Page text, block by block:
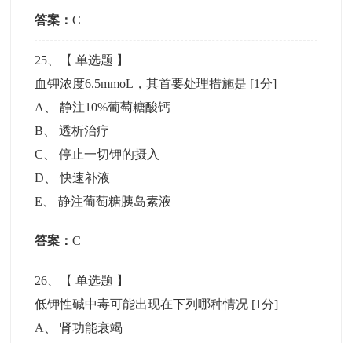
答案：C
25 、【单选题 】
血钾浓度6.5mmoL，其首要处理措施是 [1分]
A
、静注10%葡萄糖酸钙
B 、透析治疗
C 、停止一切钾的摄入
D 、快速补液
E 、静注葡萄糖胰岛素液
答案：C
26 、【单选题 】
低钾性碱中毒可能出现在下列哪种情况 [1分]
A
、肾功能衰竭